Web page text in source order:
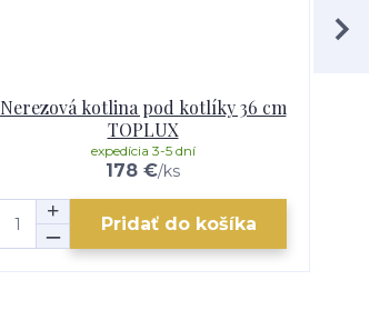
Nerezová kotlina pod kotlíky 36 cm
TOPLUX
178 €/ks
expedícia 3-5 dní
Pridať do košíka